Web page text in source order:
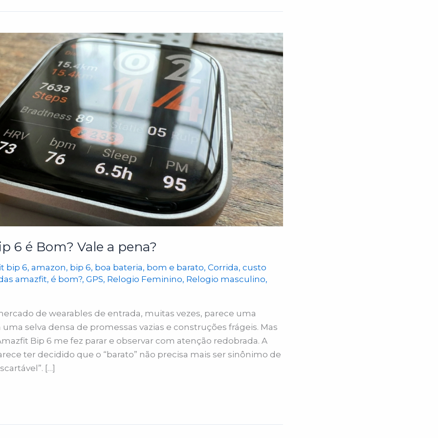
6 é Bom? Vale a pena?
bip 6, amazon, bip 6, boa bateria, bom e barato, Corrida, custo
amazfit, é bom?, GPS, Relogio Feminino, Relogio masculino,
de wearables de entrada, muitas vezes, parece uma
selva densa de promessas vazias e construções frágeis. Mas
Bip 6 me fez parar e observar com atenção redobrada. A
ter decidido que o “barato” não precisa mais ser sinônimo de
[…]